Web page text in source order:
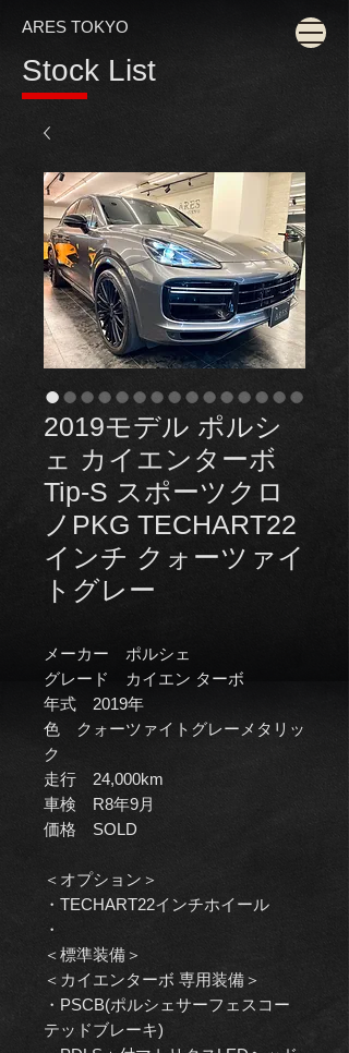
ARES TOKYO
Stock List
2019モデル ポルシ
ェ カイエンターボ
Tip-S スポーツクロ
ノPKG TECHART22
インチ クォーツァイ
トグレー
メーカー ポルシェ
グレード カイエン ターボ
年式 2019年
色 クォーツァイトグレーメタリッ
ク
走行 24,000km
車検 R8年9月
価格 SOLD
＜オプション＞
・TECHART22インチホイール
・
＜標準装備＞
＜カイエンターボ 専用装備＞
・PSCB(ポルシェサーフェスコー
テッドブレーキ)